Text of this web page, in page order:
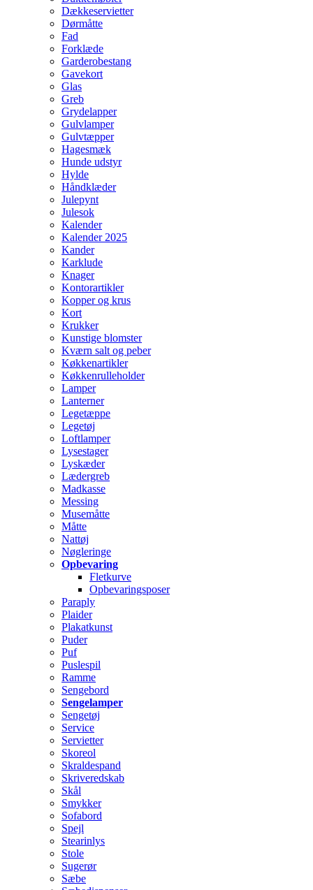
Dækkeservietter
Dørmåtte
Fad
Forklæde
Garderobestang
Gavekort
Glas
Greb
Grydelapper
Gulvlamper
Gulvtæpper
Hagesmæk
Hunde udstyr
Hylde
Håndklæder
Julepynt
Julesok
Kalender
Kalender 2025
Kander
Karklude
Knager
Kontorartikler
Kopper og krus
Kort
Krukker
Kunstige blomster
Kværn salt og peber
Køkkenartikler
Køkkenrulleholder
Lamper
Lanterner
Legetæppe
Legetøj
Loftlamper
Lysestager
Lyskæder
Lædergreb
Madkasse
Messing
Musemåtte
Måtte
Nattøj
Nøgleringe
Opbevaring
Fletkurve
Opbevaringsposer
Paraply
Plaider
Plakatkunst
Puder
Puf
Puslespil
Ramme
Sengebord
Sengelamper
Sengetøj
Service
Servietter
Skoreol
Skraldespand
Skriveredskab
Skål
Smykker
Sofabord
Spejl
Stearinlys
Stole
Sugerør
Sæbe